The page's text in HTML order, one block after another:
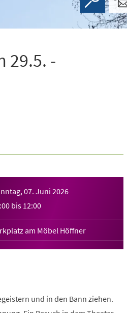
29.5. -
07. Juni 2026
bis 12:00
am Möbel Höffner
und in den Bann ziehen.